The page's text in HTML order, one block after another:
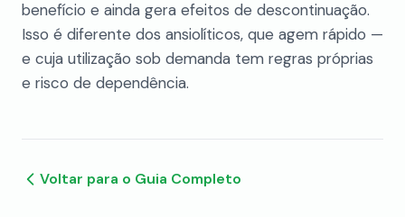
benefício e ainda gera efeitos de descontinuação.
Isso é diferente dos ansiolíticos, que agem rápido —
e cuja utilização sob demanda tem regras próprias
e risco de dependência.
Voltar para o Guia Completo